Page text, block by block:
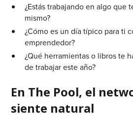
¿Estás trabajando en algo que
mismo?
¿Cómo es un día típico para ti
emprendedor?
¿Qué herramientas o libros te
de trabajar este año?
En The Pool, el
siente natural